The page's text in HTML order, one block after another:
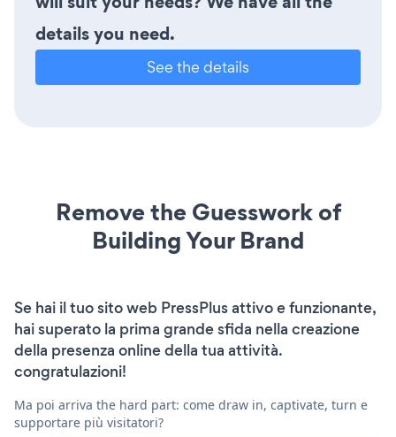
details you need.
See the details
Remove the Guesswork of
Building Your Brand
Se hai il tuo sito web PressPlus attivo e funzionante,
hai superato la prima grande sfida nella creazione
della presenza online della tua attività.
congratulazioni!
Ma poi arriva the hard part: come draw in, captivate, turn e
supportare più visitatori?